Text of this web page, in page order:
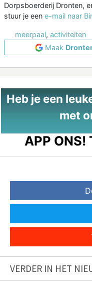
Dorpsboerderij Dronten,
stuur je een e-mail naar
meerpaal, activiteiten
Maak
Heb je een
met
APP ONS!
VERDER IN HET